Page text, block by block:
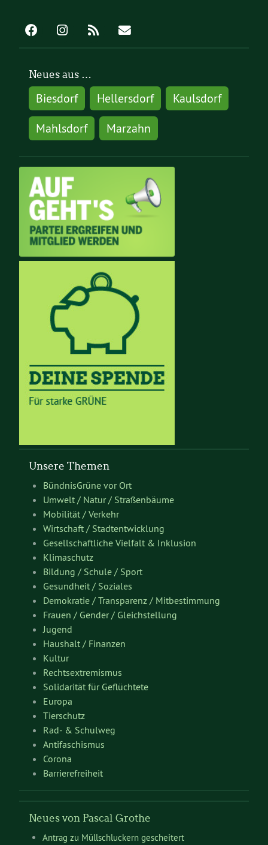
Neues aus …
Biesdorf Hellersdorf
Kaulsdorf
Mahlsdorf
Marzahn
Unsere Themen
BündnisGrüne vor Ort
Umwelt / Natur / Straßenbäume
Mobilität / Verkehr
Wirtschaft / Stadtentwicklung
Gesellschaftliche Vielfalt & Inklusion
Klimaschutz
Bildung / Schule / Sport
Gesundheit / Soziales
Demokratie / Transparenz / Mitbestimmung
Frauen / Gender / Gleichstellung
Jugend
Haushalt / Finanzen
Kultur
Rechtsextremismus
Solidarität für Geflüchtete
Europa
Tierschutz
Rad- & Schulweg
Antifaschismus
Corona
Barrierefreiheit
Neues von Pascal Grothe
Antrag zu Müllschluckern gescheitert